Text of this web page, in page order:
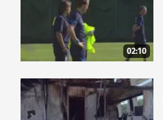
02:10